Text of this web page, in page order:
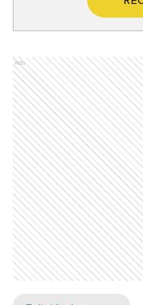
Ads